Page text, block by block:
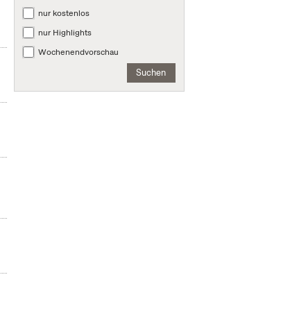
nur kostenlos
nur Highlights
Wochenendvorschau
Suchen